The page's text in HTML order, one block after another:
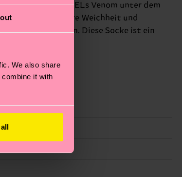
We also share
it with
Bild von MARVELs Venom unter dem
unschlagbare Weichheit und
standhalten. Diese Socke ist ein
von Emissionen, die richtige Pflege von